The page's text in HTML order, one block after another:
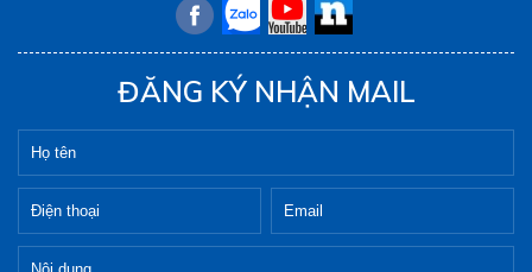
ĐĂNG KÝ NHẬN MAIL